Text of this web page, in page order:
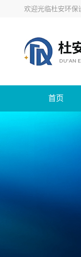
欢迎光临杜安环保
首页